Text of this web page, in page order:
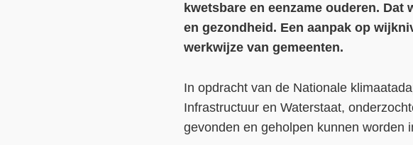
kwetsbare en eenzame ouderen.
en gezondheid. Een aanpak op
werkwijze van gemeenten.
In opdracht van de Nationale
Infrastructuur en Waterstaat,
gevonden en geholpen kunnen worden